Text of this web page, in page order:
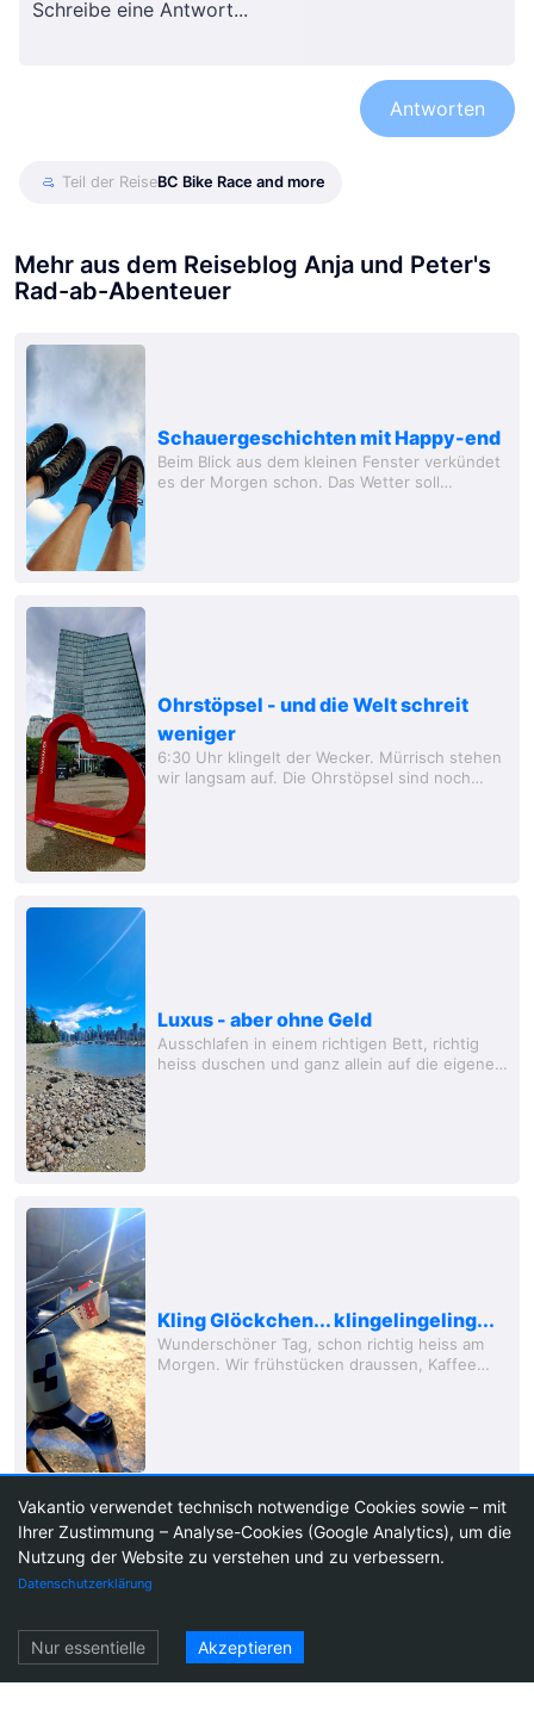
Antworten
Teil der ReiseBC Bike Race and more
Mehr aus dem Reiseblog Anja und Peter's
Rad-ab-Abenteuer
Schauergeschichten mit Happy-end
Beim Blick aus dem kleinen Fenster verkündet
es der Morgen schon. Das Wetter soll
Ohrstöpsel - und die Welt schreit
weniger
6:30 Uhr klingelt der Wecker. Mürrisch stehen
wir langsam auf. Die Ohrstöpsel sind noch
Luxus - aber ohne Geld
Ausschlafen in einem richtigen Bett, richtig
heiss duschen und ganz allein auf die eigene
Kling Glöckchen... klingelingeling...
Wunderschöner Tag, schon richtig heiss am
Morgen. Wir frühstücken draussen, Kaffee
Wieder ein wunderschöner Morgen mit
blauem Himmel und Sonnenschein über der
Bucht von Squamish. Wie haben wir das nur
Vakantio verwendet technisch notwendige Cookies sowie – mit
Ihrer Zustimmung – Analyse-Cookies (Google Analytics), um die
Nutzung der Website zu verstehen und zu verbessern.
Datenschutzerklärung
Nur essentielle Akzeptieren